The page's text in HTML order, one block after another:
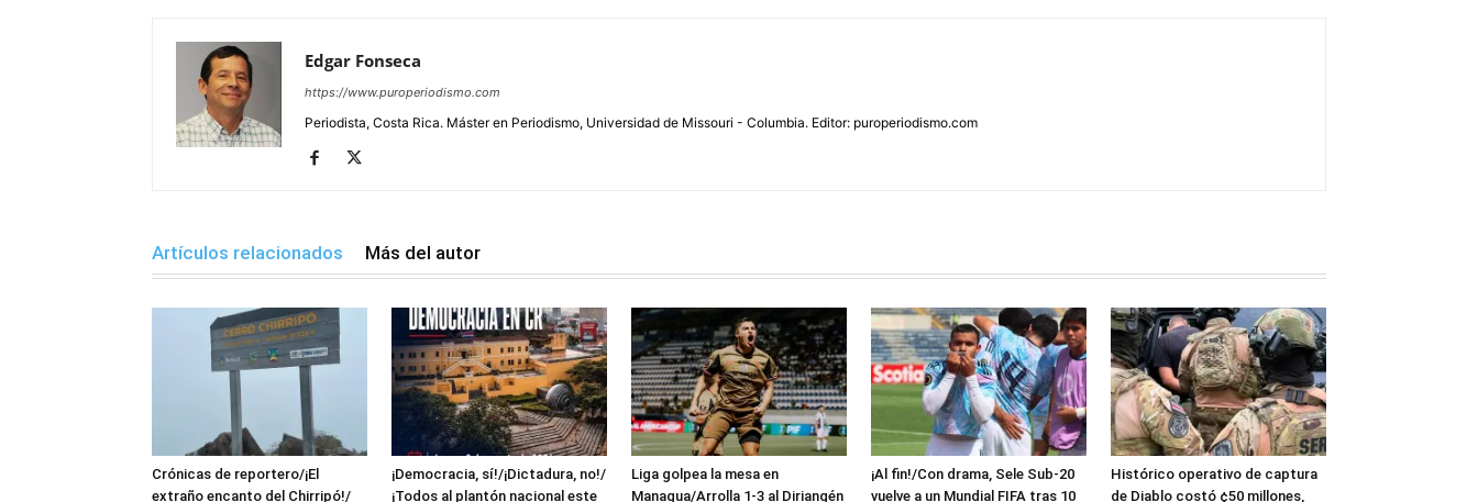
Edgar Fonseca
https://www.puroperiodismo.com
Periodista, Costa Rica. Máster en Periodismo, Universidad de Missouri - Columbia. Editor: puroperiodismo.com
Artículos relacionados Más del autor
Crónicas de reportero/¡El
extraño encanto del Chirripó!/
¡Democracia, sí!/¡Dictadura, no!/
¡Todos al plantón nacional este
Liga golpea la mesa en
Managua/Arrolla 1-3 al Diriangén
¡Al fin!/Con drama, Sele Sub-20
vuelve a un Mundial FIFA tras 10
Histórico operativo de captura
de Diablo costó ¢50 millones,